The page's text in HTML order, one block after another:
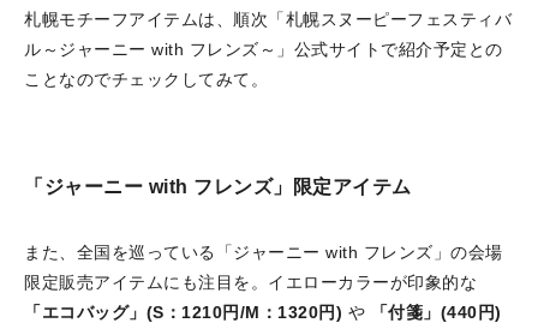
札幌モチーフアイテムは、順次「札幌スヌーピーフェスティバ
ル～ジャーニー with フレンズ～」公式サイトで紹介予定との
ことなのでチェックしてみて。
「ジャーニー with フレンズ」限定アイテム
また、全国を巡っている「ジャーニー with フレンズ」の会場
限定販売アイテムにも注目を。イエローカラーが印象的な
「エコバッグ」(S：1210円/M：1320円) や
「付箋」(440円)